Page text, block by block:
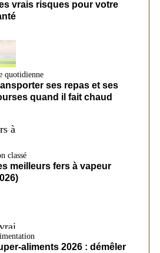
vrais risques pour votre
quotidienne
ses repas et ses
quand il fait chaud
classé
meilleurs fers à vapeur
aliments 2026 : démêler